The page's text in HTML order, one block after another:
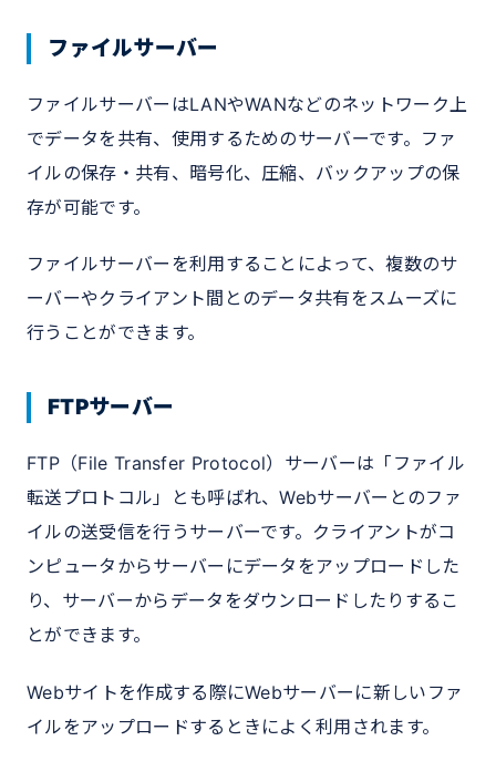
ファイルサーバー
ファイルサーバーはLANやWANなどのネットワーク上
でデータを共有、使用するためのサーバーです。ファ
イルの保存・共有、暗号化、圧縮、バックアップの保
存が可能です。
ファイルサーバーを利用することによって、複数のサ
ーバーやクライアント間とのデータ共有をスムーズに
行うことができます。
FTPサーバー
FTP（File Transfer Protocol）サーバーは「ファイル
転送プロトコル」とも呼ばれ、Webサーバーとのファ
イルの送受信を行うサーバーです。クライアントがコ
ンピュータからサーバーにデータをアップロードした
り、サーバーからデータをダウンロードしたりするこ
とができます。
Webサイトを作成する際にWebサーバーに新しいファ
イルをアップロードするときによく利用されます。